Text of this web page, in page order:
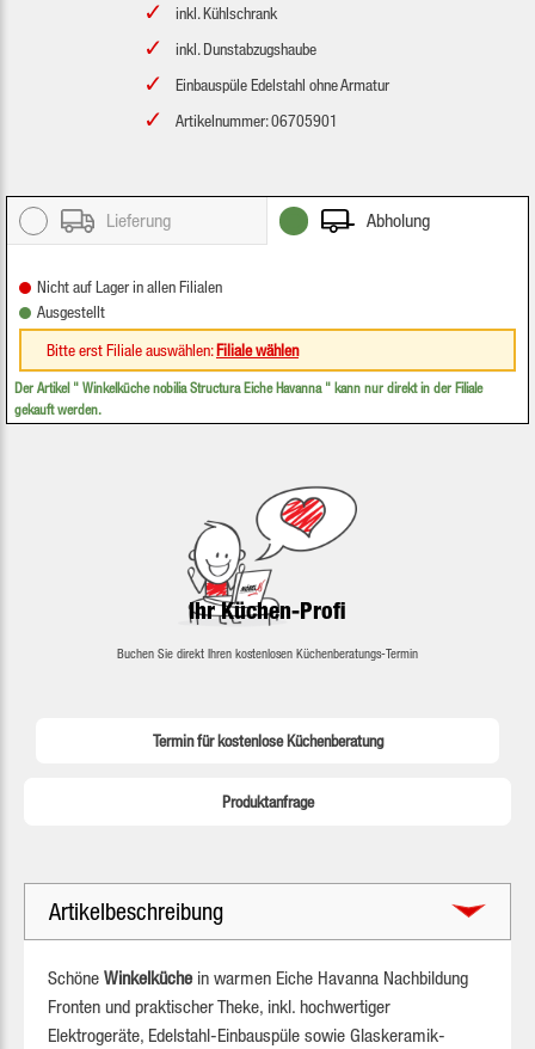
inkl. Kühlschrank
inkl. Dunstabzugshaube
Einbauspüle Edelstahl ohne Armatur
Artikelnummer: 06705901
Lieferung Abholung
Nicht auf Lager in allen Filialen
Ausgestellt
Bitte erst Filiale auswählen:Filiale wählen
Der Artikel " Winkelküche nobilia Structura Eiche Havanna" kann nur direkt in der Filiale
gekauft werden.
Ihr Küchen-Profi
Buchen Sie direkt Ihren kostenlosen Küchenberatungs-Termin
Termin für kostenlose Küchenberatung
Produktanfrage
Artikelbeschreibung
Schöne Winkelküche in warmen Eiche Havanna Nachbildung
Fronten und praktischer Theke, inkl. hochwertiger
Elektrogeräte, Edelstahl-Einbauspüle sowie Glaskeramik-